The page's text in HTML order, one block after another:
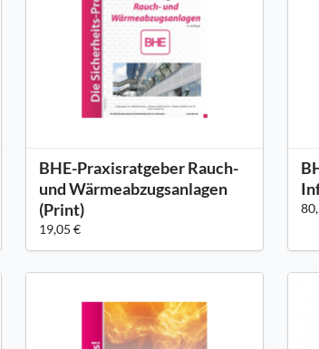
BHE-Praxisratgeber Rauch-
und Wärmeabzugsanlagen
(Print)
19,05 €